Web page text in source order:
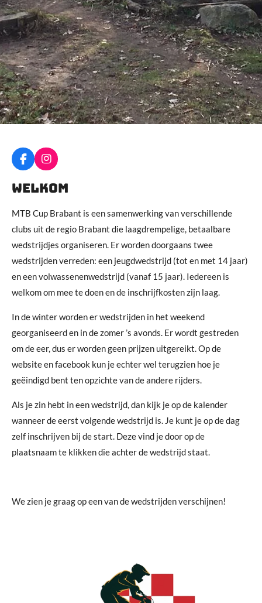
F
a
c
e
o
o
I
n
s
t
g
r
m
Welkom
MTB Cup Brabant is een samenwerking van verschillende
clubs uit de regio Brabant die laagdrempelige, betaalbare
wedstrijdjes organiseren. Er worden doorgaans twee
wedstrijden verreden: een jeugdwedstrijd (tot en met 14 jaar)
en een volwassenenwedstrijd (vanaf 15 jaar). Iedereen is
welkom om mee te doen en de inschrijfkosten zijn laag.
In de winter worden er wedstrijden in het weekend
georganiseerd en in de zomer ’s avonds. Er wordt gestreden
om de eer, dus er worden geen prijzen uitgereikt. Op de
website en facebook kun je echter wel terugzien hoe je
geëindigd bent ten opzichte van de andere rijders.
Als je zin hebt in een wedstrijd, dan kijk je op de kalender
wanneer de eerst volgende wedstrijd is. Je kunt je op de dag
zelf inschrijven bij de start. Deze vind je door op de
plaatsnaam te klikken die achter de wedstrijd staat.
We zien je graag op een van de wedstrijden verschijnen!